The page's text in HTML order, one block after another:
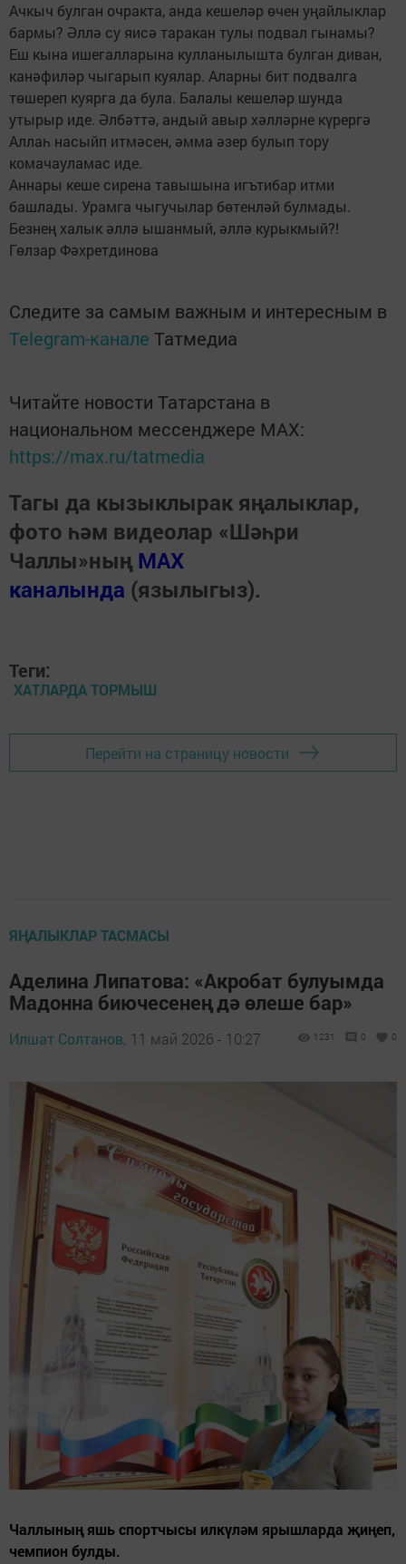
Ачкыч булган очракта, анда кешеләр өчен уңайлыклар
бармы? Әллә су яисә таракан тулы подвал гынамы?
Еш кына ишегалларына кулланылышта булган диван,
канәфиләр чыгарып куялар. Аларны бит подвалга
төшереп куярга да була. Балалы кешеләр шунда
утырыр иде. Әлбәттә, андый авыр хәлләрне күрергә
Аллаһ насыйп итмәсен, әмма әзер булып тору
комачауламас иде.
Аннары кеше сирена тавышына игътибар итми
башлады. Урамга чыгучылар бөтенләй булмады.
Безнең халык әллә ышанмый, әллә курыкмый?!
Гөлзар Фәхретдинова
Следите за самым важным и интересным в
Telegram-канале Татмедиа
Читайте новости Татарстана в
национальном мессенджере MАХ:
https://max.ru/tatmedia
Тагы да кызыклырак яңалыклар,
фото һәм видеолар «Шәһри
Чаллы»ның MAX
каналында (язылыгыз).
Теги:
ХАТЛАРДА ТОРМЫШ
Перейти на страницу новости
ЯҢАЛЫКЛАР ТАСМАСЫ
Аделина Липатова: «Акробат булуымда
Мадонна биючесенең дә өлеше бар»
Илшат Солтанов, 11 май 2026 - 10:27 1231 0 0
Чаллының яшь спортчысы илкүләм ярышларда җиңеп,
чемпион булды.